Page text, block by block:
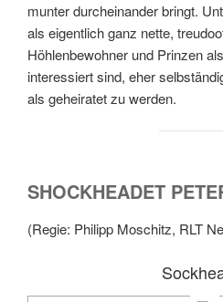
munter durcheinander bringt.
als eigentlich ganz nette,
Höhlenbewohner und Prinzen
interessiert sind, eher
als geheiratet zu werden.
SHOCKHEADET
(Regie: Philipp Moschitz, RLT